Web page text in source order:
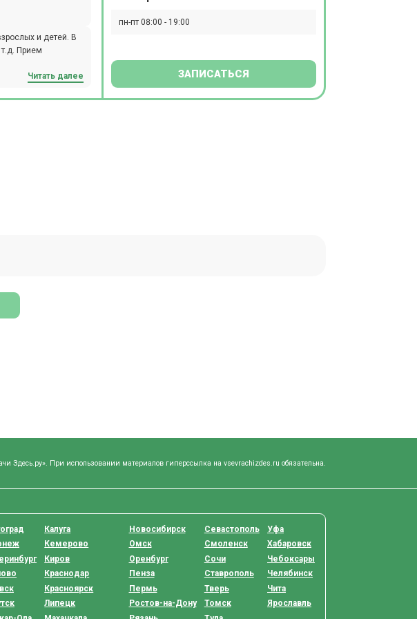
и детей. В
Прием
Читать далее
пн-пт 08:00 - 19:00
ЗАПИСАТЬСЯ
Здесь.ру». При использовании материалов гиперссылка на vsevrachizdes.ru обязательна.
Калуга
Кемерово
Киров
Краснодар
Красноярск
Липецк
Новосибирск
Омск
Оренбург
Пенза
Пермь
Ростов-на-Дону
Севастополь
Смоленск
Сочи
Ставрополь
Тверь
Томск
Уфа
Хабаровск
Чебоксары
Челябинск
Чита
Ярославль